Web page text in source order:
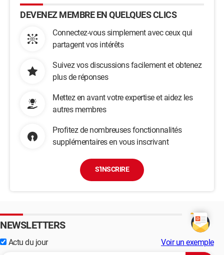
DEVENEZ MEMBRE EN QUELQUES CLICS
Connectez-vous simplement avec ceux qui
partagent vos intérêts
Suivez vos discussions facilement et obtenez
plus de réponses
Mettez en avant votre expertise et aidez les
autres membres
Profitez de nombreuses fonctionnalités
supplémentaires en vous inscrivant
S'INSCRIRE
NEWSLETTERS
Actu du jour Voir un exemple